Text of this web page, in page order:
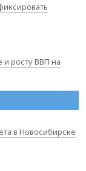
и росту ВВП на
в Новосибирске